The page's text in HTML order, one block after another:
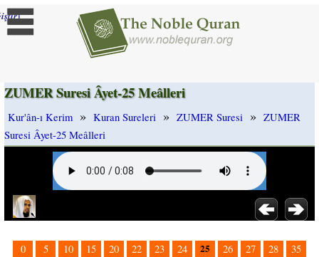
]
ZUMER Suresi Âyet-25 Meâlleri
Kur'ân-ı Kerim » Kuran Sureleri » ZUMER Suresi » ZUMER
Suresi Âyet-25 Meâlleri
0 5 10 15 20 22 23 24 25 26 27 28
35